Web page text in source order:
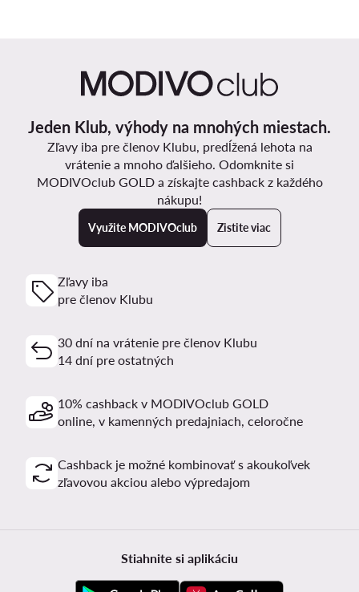
Jeden Klub, výhody na mnohých miestach.
Zľavy iba pre členov Klubu, predĺžená lehota na
vrátenie a mnoho ďalšieho. Odomknite si
MODIVOclub GOLD a získajte cashback z každého
nákupu!
Využite MODIVOclub Zistite viac
Zľavy iba
pre členov Klubu
30 dní na vrátenie pre členov Klubu
14 dní pre ostatných
10% cashback v MODIVOclub GOLD
online, v kamenných predajniach, celoročne
Cashback je možné kombinovať s akoukoľvek
zľavovou akciou alebo výpredajom
Stiahnite si aplikáciu